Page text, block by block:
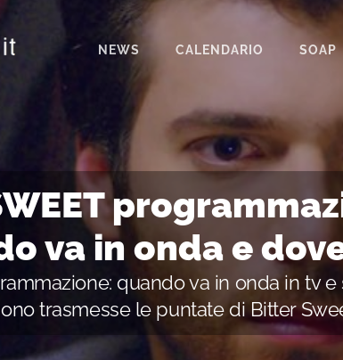
NEWS CALENDARIO SOAP
IL
UN
va in onda e
quando va in onda in tv e
trasmesse le puntate di Bitter